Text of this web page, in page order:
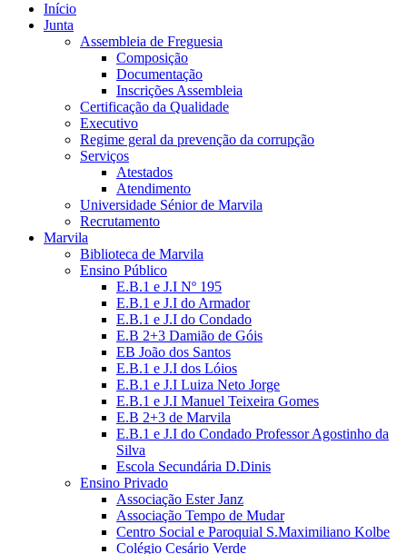
Início
Junta
Assembleia de Freguesia
Composição
Documentação
Inscrições Assembleia
Certificação da Qualidade
Executivo
Regime geral da prevenção da corrupção
Serviços
Atestados
Atendimento
Universidade Sénior de Marvila
Recrutamento
Marvila
Biblioteca de Marvila
Ensino Público
E.B.1 e J.I Nº 195
E.B.1 e J.I do Armador
E.B.1 e J.I do Condado
E.B 2+3 Damião de Góis
EB João dos Santos
E.B.1 e J.I dos Lóios
E.B.1 e J.I Luiza Neto Jorge
E.B.1 e J.I Manuel Teixeira Gomes
E.B 2+3 de Marvila
E.B.1 e J.I do Condado Professor Agostinho da
Silva
Escola Secundária D.Dinis
Ensino Privado
Associação Ester Janz
Associação Tempo de Mudar
Centro Social e Paroquial S.Maximiliano Kolbe
Colégio Cesário Verde